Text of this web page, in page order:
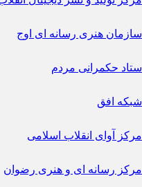
سازمان هنری رسانه ای اوج
ستاد حکمرانی مردم
شبکه افق
مرکز آوای انقلاب اسلامی
مرکز رسانه ای و هنری رضوان